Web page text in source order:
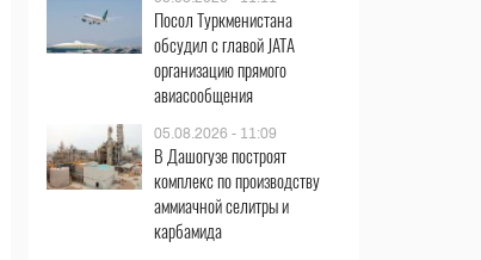
Посол Туркменистана
обсудил с главой JATA
организацию прямого
авиасообщения
05.08.2026 - 11:09
В Дашогузе построят
комплекс по производству
аммиачной селитры и
карбамида